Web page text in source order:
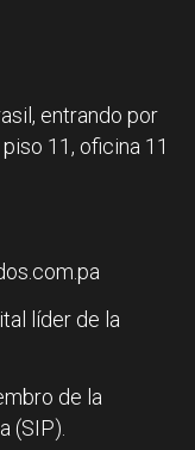
entrando por
11, oficina 11
líder de la
de la
(SIP).